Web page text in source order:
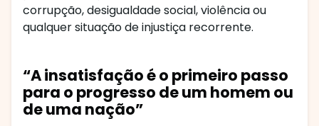
corrupção, desigualdade social, violência ou
qualquer situação de injustiça recorrente.
“A insatisfação é o primeiro passo
para o progresso de um homem ou
de uma nação”